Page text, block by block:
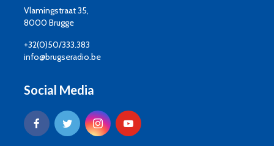
Vlamingstraat 35,
8000 Brugge
+32(0)50/333.383
info@brugseradio.be
Social Media